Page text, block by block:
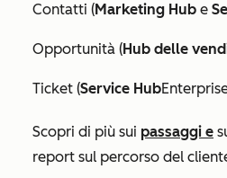
Contatti (Marketing Hub e
Opportunità (Hub delle
Ticket (Service Hub
Scopri di più sui passaggi e
report sul percorso del